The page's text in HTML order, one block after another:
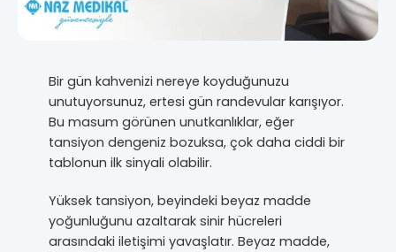
Bir gün kahvenizi nereye koyduğunuzu
unutuyorsunuz, ertesi gün randevular karışıyor.
Bu masum görünen unutkanlıklar, eğer
tansiyon dengeniz bozuksa, çok daha ciddi bir
tablonun ilk sinyali olabilir.
Yüksek tansiyon, beyindeki beyaz madde
yoğunluğunu azaltarak sinir hücreleri
arasındaki iletişimi yavaşlatır. Beyaz madde,